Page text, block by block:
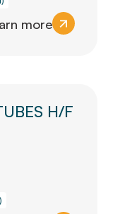
more
H/F